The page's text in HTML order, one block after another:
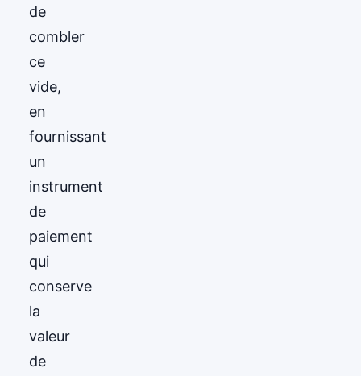
de
combler
ce
vide,
en
fournissant
un
instrument
de
paiement
qui
conserve
la
valeur
de